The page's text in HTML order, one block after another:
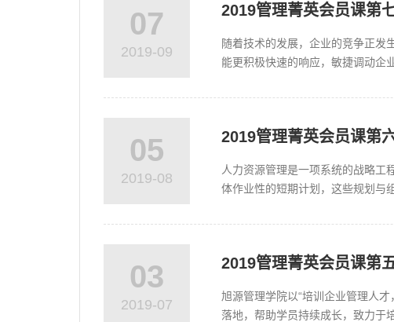
07
2019-09
2019管理菁英会员课第
随着技术的发展，企业的竞争正发
能更积极快速的响应，敏捷调动企
05
2019-08
2019管理菁英会员课第
人力资源管理是一项系统的战略工
体作业性的短期计划，这些规划与
03
2019-07
2019管理菁英会员课第
旭源管理学院以“培训企业管理人
落地，帮助学员持续成长，致力于